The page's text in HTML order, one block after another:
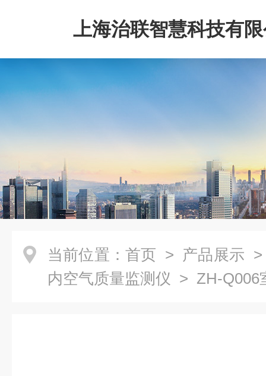
上海治联智慧科技有
当前位置： 首页 > 产品展示
内空气质量监测仪 > ZH-Q006